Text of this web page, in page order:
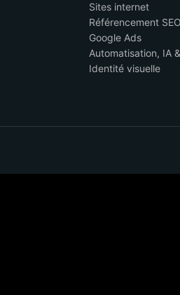
Sites internet
Référencement SEO
Google Ads
Automatisation, IA
Identité visuelle